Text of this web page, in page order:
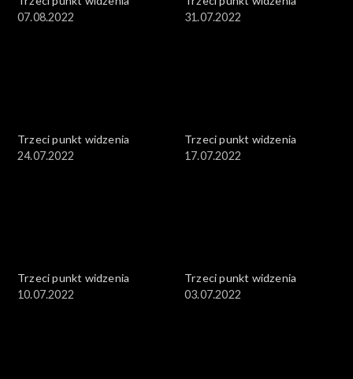
07.08.2022
31.07.2022
Trzeci punkt widzenia
24.07.2022
Trzeci punkt widzenia
17.07.2022
Trzeci punkt widzenia
10.07.2022
Trzeci punkt widzenia
03.07.2022